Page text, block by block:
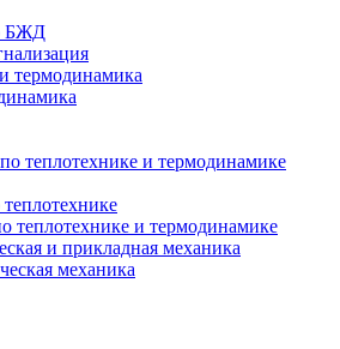
БЖД
термодинамика
теплотехнике и термодинамике
теплотехнике и термодинамике
и прикладная механика
механика